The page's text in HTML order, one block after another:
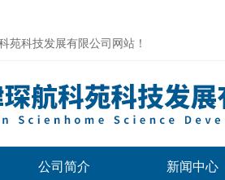
苑科技发展有限公司网站！
公司简介 新闻中心